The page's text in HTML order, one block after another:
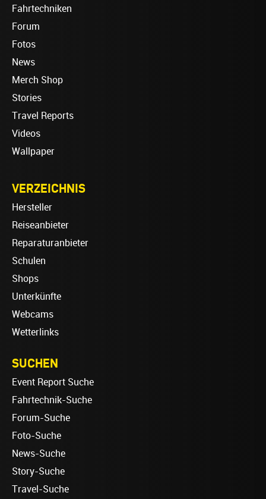
Fahrtechniken
Forum
Fotos
News
Merch Shop
Stories
Travel Reports
Videos
Wallpaper
VERZEICHNIS
Hersteller
Reiseanbieter
Reparaturanbieter
Schulen
Shops
Unterkünfte
Webcams
Wetterlinks
SUCHEN
Event Report Suche
Fahrtechnik-Suche
Forum-Suche
Foto-Suche
News-Suche
Story-Suche
Travel-Suche